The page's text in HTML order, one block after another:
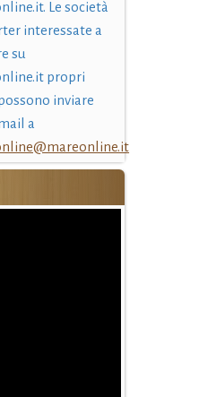
Le società
interessate a
su
propri
inviare
a